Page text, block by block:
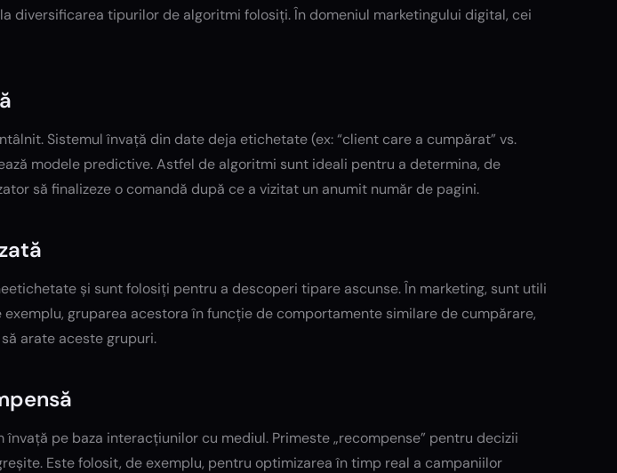
diversificarea tipurilor de algoritmi folosiți. În domeniul marketingului digital, cei
Sistemul învață din date deja etichetate (ex: “client care a cumpărat” vs.
modele predictive. Astfel de algoritmi sunt ideali pentru a determina, de
să finalizeze o comandă după ce a vizitat un anumit număr de pagini.
și sunt folosiți pentru a descoperi tipare ascunse. În marketing, sunt utili
gruparea acestora în funcție de comportamente similare de cumpărare,
arate aceste grupuri.
pe baza interacțiunilor cu mediul. Primeste „recompense” pentru decizii
Este folosit, de exemplu, pentru optimizarea în timp real a campaniilor